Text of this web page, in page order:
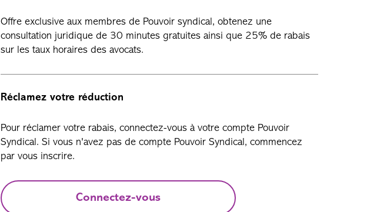
Offre exclusive aux membres de Pouvoir syndical, obtenez une
consultation juridique de 30 minutes gratuites ainsi que 25% de rabais
sur les taux horaires des avocats.
Réclamez votre réduction
Pour réclamer votre rabais, connectez-vous à votre compte Pouvoir
Syndical. Si vous n'avez pas de compte Pouvoir Syndical, commencez
par vous inscrire.
Connectez-vous